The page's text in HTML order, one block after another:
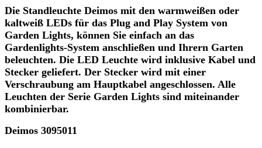
Die Standleuchte Deimos mit den warmweißen oder
kaltweiß LEDs für das Plug and Play System von
Garden Lights, können Sie einfach an das
Gardenlights-System anschließen und Ihrern Garten
beleuchten. Die LED Leuchte wird inklusive Kabel und
Stecker geliefert. Der Stecker wird mit einer
Verschraubung am Hauptkabel angeschlossen. Alle
Leuchten der Serie Garden Lights sind miteinander
kombinierbar.
Deimos 3095011